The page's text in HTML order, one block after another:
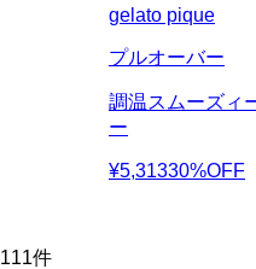
gelato pique
プルオーバー
調温スムーズィ
ー
¥5,31330%OFF
111件